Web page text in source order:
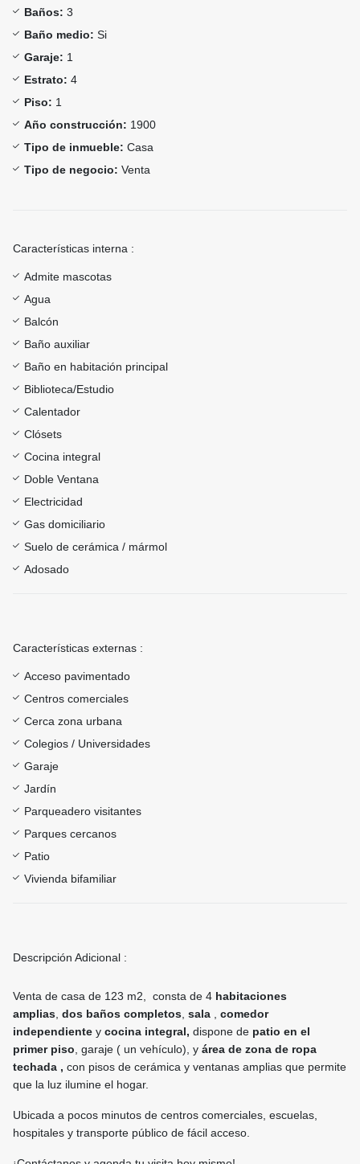
Baños: 3
Baño medio: Si
Garaje: 1
Estrato: 4
Piso: 1
Año construcción: 1900
Tipo de inmueble: Casa
Tipo de negocio: Venta
Características interna :
Admite mascotas
Agua
Balcón
Baño auxiliar
Baño en habitación principal
Biblioteca/Estudio
Calentador
Clósets
Cocina integral
Doble Ventana
Electricidad
Gas domiciliario
Suelo de cerámica / mármol
Adosado
Características externas :
Acceso pavimentado
Centros comerciales
Cerca zona urbana
Colegios / Universidades
Garaje
Jardín
Parqueadero visitantes
Parques cercanos
Patio
Vivienda bifamiliar
Descripción Adicional :
Venta de casa de 123 m2, consta de 4 habitaciones
amplias dos baños completos sala
comedor
independiente y cocina integral, dispone de patio en el
primer piso , garaje ( un vehículo), y área de zona de ropa
techada , con pisos de cerámica y ventanas amplias que permite
que la luz ilumine el hogar.
Ubicada a pocos minutos de centros comerciales, escuelas,
hospitales y transporte público de fácil acceso.